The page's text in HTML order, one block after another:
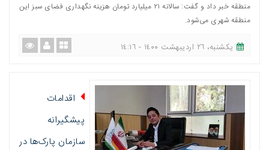
منطقه خبر داد و گفت: سالانه ۲۱ میلیارد تومان هزینه نگهداری فضای سبز این
منطقه شهری می‌شود.
یکشنبه، ٢٦ اردیبهشت ١٤٠٠ - ١٤:١٦
اقدامات
پیشگیرانه
سازمان پارک‌ها در